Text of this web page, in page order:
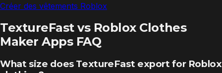
Créer des vêtements Roblox
TextureFast vs Roblox Clothes
Maker Apps FAQ
What size does TextureFast export for Roblox